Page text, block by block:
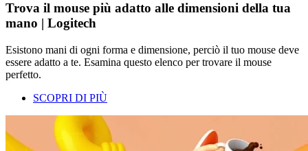
Trova il mouse più adatto alle dimensioni della tua
mano | Logitech
Esistono mani di ogni forma e dimensione, perciò il tuo mouse deve
essere adatto a te. Esamina questo elenco per trovare il mouse
perfetto.
SCOPRI DI PIÙ